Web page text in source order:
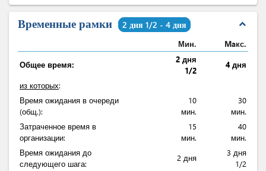
Временные рамки 2 дня 1/2 - 4 дня expand_less
Мин. Maкс.
Общее время:
2 дня
1/2
4 дня
из которых:
Время ожидания в очереди
(общ.):
10
мин.
30
мин.
Затраченное время в
организации:
15
мин.
40
мин.
Время ожидания до
следующего шага:
2 дня
3 дня
1/2